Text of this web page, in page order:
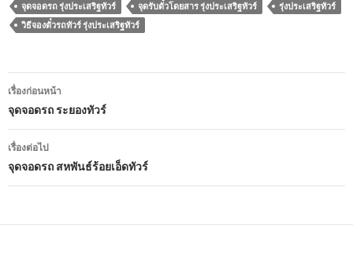
จุดจอดรถ รุ่งประเสริฐทัวร์
จุดรับตั๋วโดยสาร รุ่งประเสริฐทัวร์
รุ่งประเสริฐทัวร์
วิธีจองตั๋วรถทัวร์ รุ่งประเสริฐทัวร์
เมนู
นำทาง
เรื่อง
เรื่องก่อนหน้า
จุดจอดรถ ระยองทัวร์
เรื่องต่อไป
จุดจอดรถ สหพันธ์ร้อยเอ็ดทัวร์